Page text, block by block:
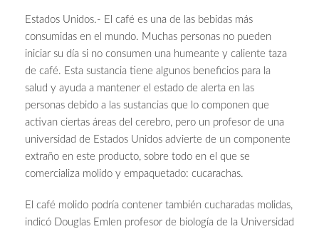
Estados Unidos.- El café es una de las bebidas más
consumidas en el mundo. Muchas personas no pueden
iniciar su día si no consumen una humeante y caliente taza
de café. Esta sustancia tiene algunos beneficios para la
salud y ayuda a mantener el estado de alerta en las
personas debido a las sustancias que lo componen que
activan ciertas áreas del cerebro, pero un profesor de una
universidad de Estados Unidos advierte de un componente
extraño en este producto, sobre todo en el que se
comercializa molido y empaquetado: cucarachas.
El café molido podría contener también cucharadas molidas,
indicó Douglas Emlen profesor de biología de la Universidad